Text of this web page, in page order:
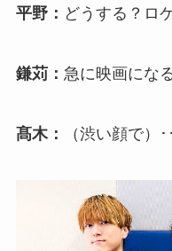
平野： どうする？ロ
鎌苅： 急に映画にな
髙木： （渋い顔で）